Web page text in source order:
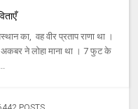
का, वह वीर प्रताप राणा था ।
ने लोहा माना था । 7 फुट के